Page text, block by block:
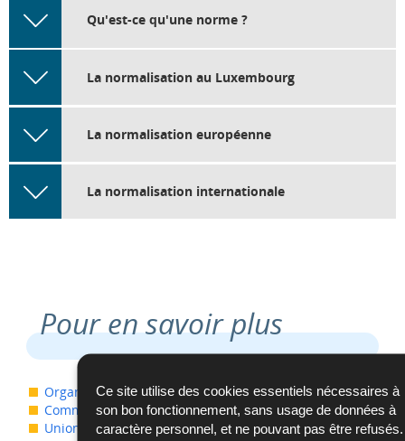
Ce site utilise des cookies essentiels nécessaires à
son bon fonctionnement, sans usage de données à
caractère personnel, et ne pouvant pas être refusés.
Qu'est-ce qu'une norme ?
La normalisation au Luxembourg
La normalisation européenne
La normalisation internationale
Pour en savoir plus
Organisation internationale de normalisation (ISO)
Commission électrotechnique internationale (IEC)
Union Internationale des Télécommunications (ITU)